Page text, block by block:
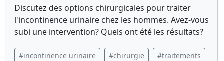
Discutez des options chirurgicales pour traiter
l'incontinence urinaire chez les hommes. Avez-vous
subi une intervention? Quels ont été les résultats?
#incontinence urinaire #chirurgie #traitements